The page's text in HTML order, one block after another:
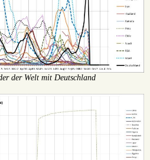
der Welt mit Deutschland